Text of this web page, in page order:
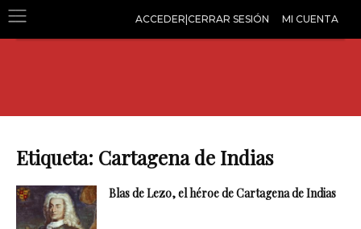
ACCEDER|CERRAR SESIÓN MI CUENTA
Etiqueta: Cartagena de Indias
Blas de Lezo, el héroe de Cartagena de Indias